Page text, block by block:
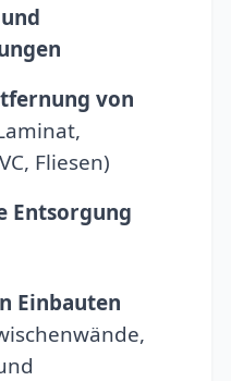
von
Fliesen)
Entsorgung
Einbauten